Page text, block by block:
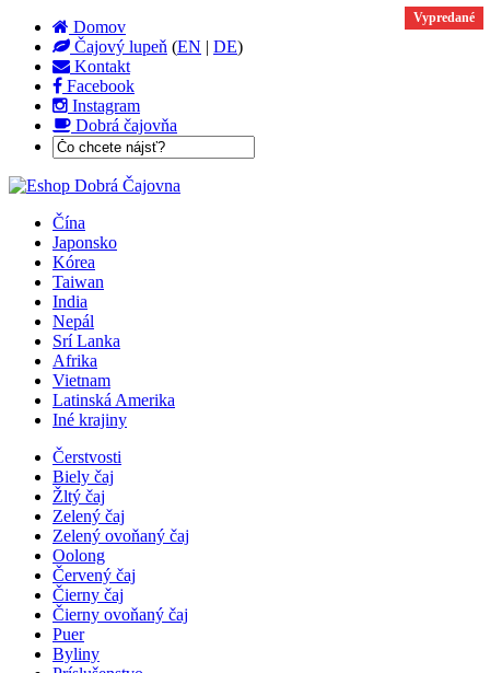
Domov
Čajový lupeň (EN | DE)
Kontakt
Facebook
Instagram
Dobrá čajovňa
Čína
Japonsko
Kórea
Taiwan
India
Nepál
Srí Lanka
Afrika
Vietnam
Latinská Amerika
Iné krajiny
Čerstvosti
Biely čaj
Žltý čaj
Zelený čaj
Zelený ovoňaný čaj
Oolong
Červený čaj
Čierny čaj
Čierny ovoňaný čaj
Puer
Byliny
Vypredané